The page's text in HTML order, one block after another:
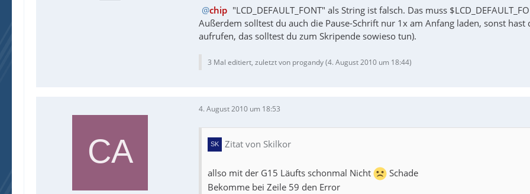
chip "LCD_DEFAULT_FONT" als String ist falsch. Das muss
Außerdem solltest du auch die Pause-Schrift nur 1x am Anfang laden, sonst
aufrufen, das solltest du zum Skripende sowieso tun).
3 Mal editiert, zuletzt von progandy (4. August 2010 um 18:44)
4. August 2010 um 18:53
Zitat von Skilkor
allso mit der G15 Läufts schonmal Nicht
Schade
Bekomme bei Zeile 59 den Error